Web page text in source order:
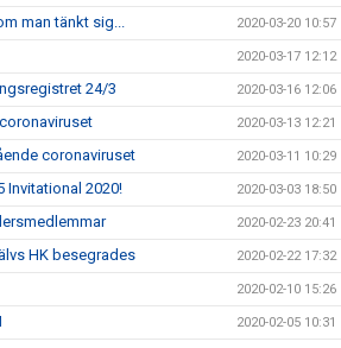
man tänkt sig... 2020-03-20 10:57
2020-03-17 12:12
24/3 2020-03-16 12:06
2020-03-13 12:21
coronaviruset 2020-03-11 10:29
Invitational 2020! 2020-03-03 18:50
2020-02-23 20:41
HK besegrades 2020-02-22 17:32
2020-02-10 15:26
2020-02-05 10:31